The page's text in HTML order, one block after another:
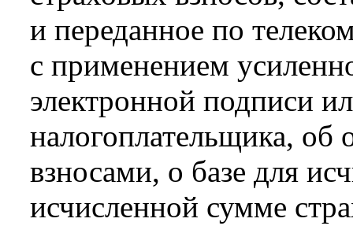
и переданное по
с применением
электронной подписи
налогоплательщика, об
взносами, о базе для
исчисленной сумме